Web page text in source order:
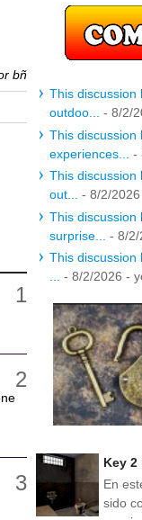
bñ
This discussion
outdoo...
- 8/2/
This discussion
experiences...
-
This discussion
out...
- 8/2/2026
This discussion
surprise...
- 8/2/
This discussion
- 8/2/2026 -
Key 2
En
sido